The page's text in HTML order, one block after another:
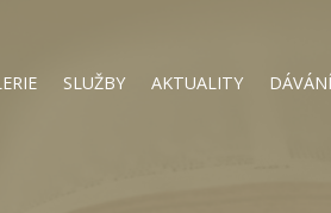
SLUŽBY AKTUALITY DÁVÁNÍ